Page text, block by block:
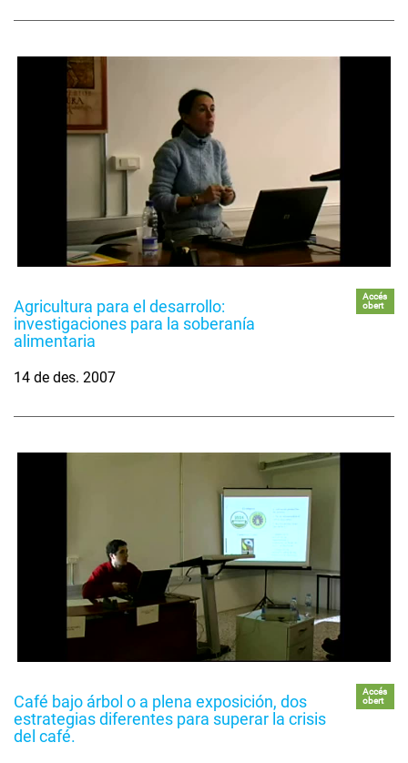
Agricultura para el desarrollo:
investigaciones para la soberanía
alimentaria
Accés
obert
14 de des. 2007
Café bajo árbol o a plena exposición, dos
estrategias diferentes para superar la crisis
del café.
Accés
obert